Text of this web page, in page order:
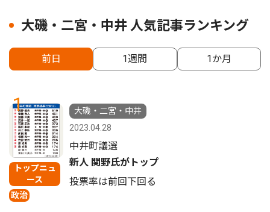
大磯・二宮・中井 人気記事ランキング
前日 1週間 1か月
1
トップニュ
ース
政治
大磯・二宮・中井
2023.04.28
中井町議選
新人 関野氏がトップ
投票率は前回下回る